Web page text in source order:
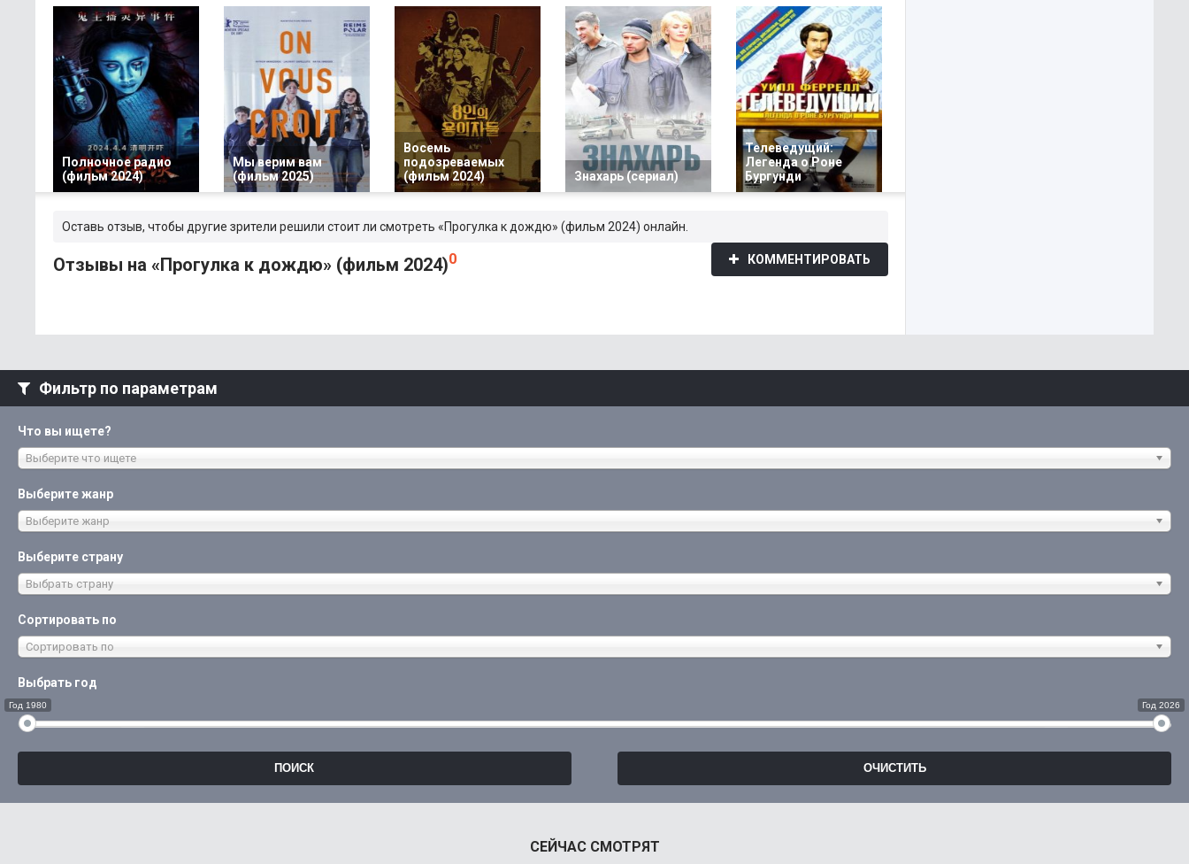
Полночное радио
(фильм 2024)
Мы верим вам
(фильм 2025)
Восемь
подозреваемых
(фильм 2024)
Знахарь (сериал)
Телеведущий:
Легенда о Роне
Бургунди
Оставь отзыв, чтобы другие зрители решили стоит ли смотреть «Прогулка к дождю» (фильм 2024) онлайн.
Отзывы на «Прогулка к дождю» (фильм 2024)0 КОММЕНТИРОВАТЬ
Фильтр по параметрам
Что вы ищете?
Выберите что ищете
Выберите жанр
Выберите жанр
Выберите страну
Выбрать страну
Сортировать по
Сортировать по
Выбрать год
Год 1980 Год 2026
СЕЙЧАС СМОТРЯТ